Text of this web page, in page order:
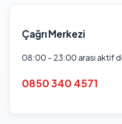
Çağrı Merkezi
08:00 - 23:00 arası aktif
0850 340 4571